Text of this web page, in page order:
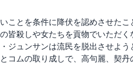
ことを条件に降伏を認めさせたこ
皆殺しや女たちを貢物でいただく
ジュンサンは流民を脱出させよう
コムの取り成しで、高句麗、契丹